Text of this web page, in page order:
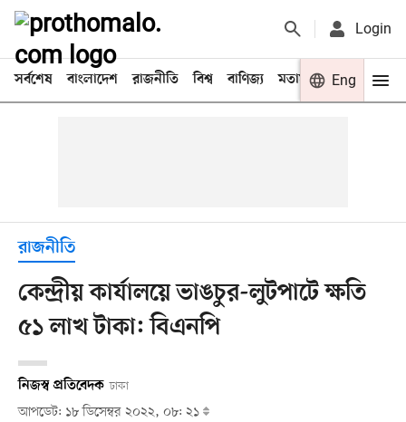
Login
সর্বশেষ বাংলাদেশ রাজনীতি বিশ্ব বাণিজ্য মতামত খেলা
Eng
রাজনীতি
কেন্দ্রীয় কার্যালয়ে ভাঙচুর-লুটপাটে ক্ষতি
৫১ লাখ টাকা: বিএনপি
নিজস্ব প্রতিবেদক ঢাকা
আপডেট: ১৮ ডিসেম্বর ২০২২, ০৮: ২১